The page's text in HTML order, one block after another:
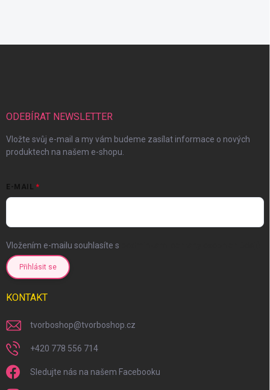
ODEBÍRAT NEWSLETTER
Vložte svůj e-mail a my vám budeme zasílat informace o nových
produktech na našem e-shopu.
E-MAIL
Vložením e-mailu souhlasíte s
Přihlásit se
KONTAKT
tvorboshop@tvorboshop.cz
+420 778 556 714
Sledujte nás na našem Facebooku